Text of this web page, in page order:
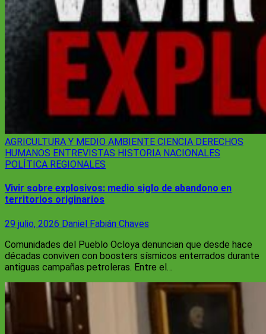
AGRICULTURA Y MEDIO AMBIENTE CIENCIA DERECHOS
HUMANOS ENTREVISTAS HISTORIA NACIONALES
POLÍTICA REGIONALES
Vivir sobre explosivos: medio siglo de abandono en
territorios originarios
29 julio, 2026 Daniel Fabián Chaves
Comunidades del Pueblo Ocloya denuncian que desde hace
décadas conviven con boosters sísmicos enterrados durante
antiguas campañas petroleras. Entre el…